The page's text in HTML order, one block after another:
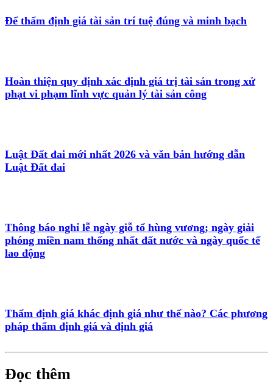
Để thẩm định giá tài sản trí tuệ đúng và minh bạch
Hoàn thiện quy định xác định giá trị tài sản trong xử
phạt vi phạm lĩnh vực quản lý tài sản công
Luật Đất đai mới nhất 2026 và văn bản hướng dẫn
Luật Đất đai
Thông báo nghỉ lễ ngày giỗ tổ hùng vương; ngày giải
phóng miền nam thống nhất đất nước và ngày quốc tế
lao động
Thẩm định giá khác định giá như thế nào? Các phương
pháp thẩm định giá và định giá
Đọc thêm